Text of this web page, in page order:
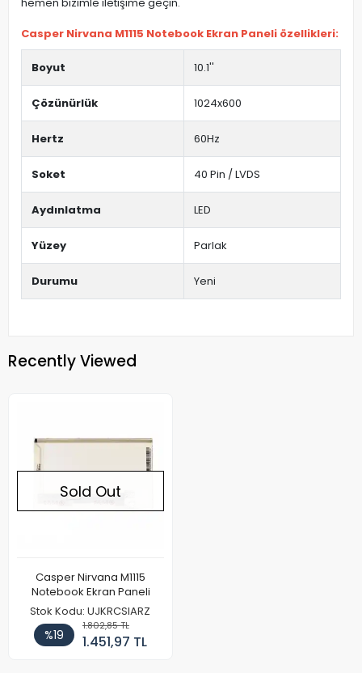
Casper Nirvana M1115 Notebook Ekran Paneli özellikleri:
Boyut 10.1''
Çözünürlük 1024x600
Hertz 60Hz
Soket 40 Pin / LVDS
Aydınlatma LED
Yüzey Parlak
Durumu Yeni
Recently Viewed
Sold Out
Casper Nirvana M1115
Notebook Ekran Paneli
Stok Kodu: UJKRCSIARZ
%19
1.802,85 TL
1.451,97 TL